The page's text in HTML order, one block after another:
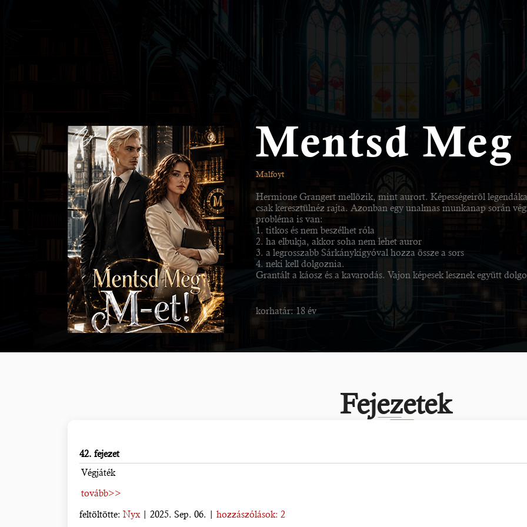
Mentsd Meg
Malfoyt
Hermione Grangert mellõzik, mint aurort. Képességeirõl
csak keresztülnéz rajta. Azonban egy unalmas munkanap során
probléma is van:
1. titkos és nem beszélhet róla
2. ha elbukja, akkor soha nem lehet auror
3. a legrosszabb Sárkánykígyóval hozza össze a sors
4. neki kell dolgoznia.
Grantált a káosz és a kavarodás. Vajon képesek lesznek együtt
korhatár: 18 év
Fejezetek
42. fejezet
Végjáték
tovább>>
feltöltötte: Nyx| 2025. Sep. 06. | hozzászólások: 2